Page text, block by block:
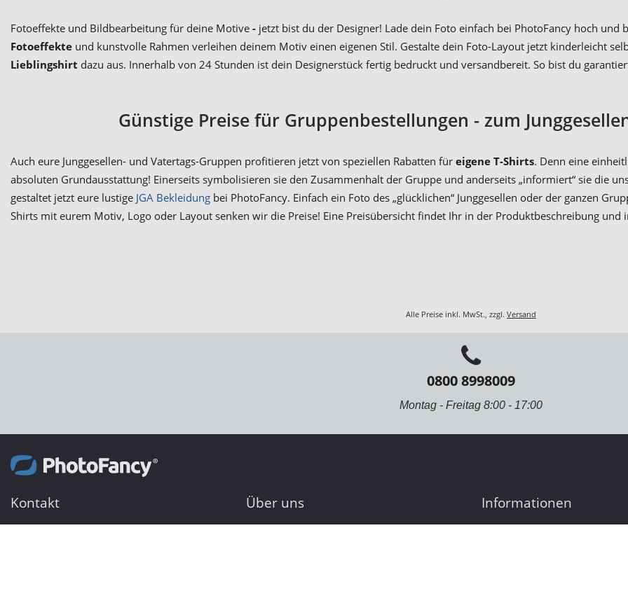
Fotoeffekte und Bildbearbeitung für deine Motive - jetzt bist du der Designer! Lade dein Foto einfach bei PhotoFancy hoch
Fotoeffekte und kunstvolle Rahmen verleihen deinem Motiv einen eigenen Stil. Gestalte dein Foto-Layout jetzt kinderleicht
Lieblingshirt dazu aus. Innerhalb von 24 Stunden ist dein Designerstück fertig bedruckt und versandbereit. So bist du
Günstige Preise für Gruppenbestellungen - zum
Auch eure Junggesellen- und Vatertags-Gruppen profitieren jetzt von speziellen Rabatten für eigene T-Shirts. Denn eine
absoluten Grundausstattung! Einerseits symbolisieren sie den Zusammenhalt der Gruppe und anderseits „informiert“ sie die
gestaltet jetzt eure lustige JGA Bekleidung bei PhotoFancy. Einfach ein Foto des „glücklichen“ Junggesellen oder der ganzen
Shirts mit eurem Motiv, Logo oder Layout senken wir die Preise! Eine Preisübersicht findet Ihr in der Produktbeschreibung und
Alle Preise inkl. MwSt., zzgl. Versand
0800 8998009
Montag - Freitag 8:00 - 17:00
Kontakt Über uns Informationen